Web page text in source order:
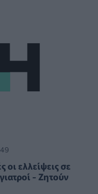
ελλείψεις σε
- Ζητούν